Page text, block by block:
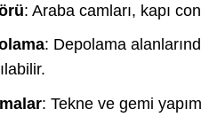
: Araba camları, kapı
: Depolama
: Tekne ve gemi